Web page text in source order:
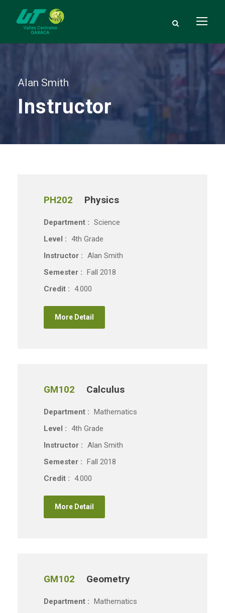
Alan Smith
Instructor
PH202 Physics
Department : Science
Level : 4th Grade
Instructor : Alan Smith
Semester :
Fall 2018
Credit : 4.000
More Detail
GM102 Calculus
Department :
Mathematics
Level : 4th Grade
Instructor : Alan Smith
Semester :
Fall 2018
Credit : 4.000
More Detail
GM102 Geometry
Department :
Mathematics